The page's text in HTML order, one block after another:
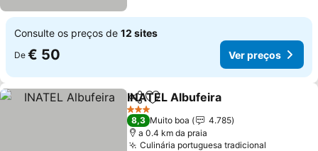
Consulte os preços de 12 sites
De € 50 Ver preços
PartilharAdicionar aos favoritos
INATEL Albufeira
3 Estrelas
8,3 Muito boa
4.785
a 0.4 km da praia
Culinária portuguesa tradicional